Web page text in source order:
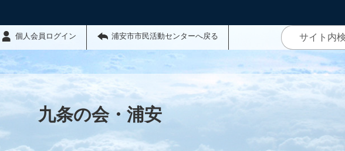
個人会員ログイン 浦安市市民活動センターへ戻る
九条の会・浦安